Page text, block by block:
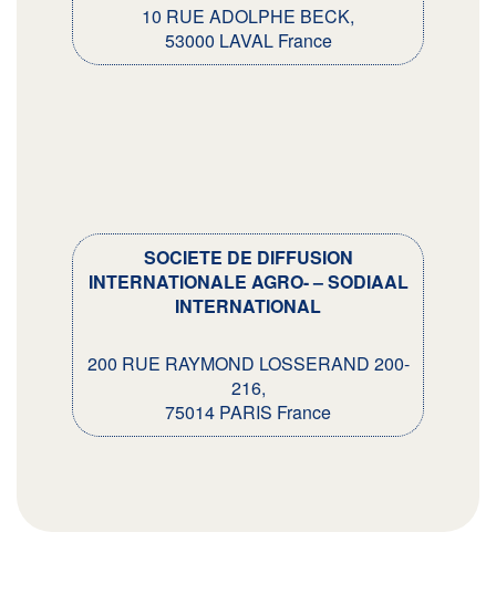
10 RUE ADOLPHE BECK,
53000 LAVAL France
SOCIETE DE DIFFUSION
INTERNATIONALE AGRO- – SODIAAL
INTERNATIONAL
200 RUE RAYMOND LOSSERAND 200-
216,
75014 PARIS France